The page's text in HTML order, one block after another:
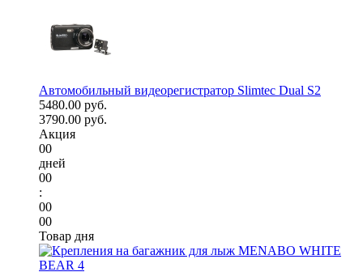
Автомобильный видеорегистратор Slimtec Dual S2
5480.00 руб.
3790.00 руб.
Акция
00
дней
00
:
00
00
Товар дня